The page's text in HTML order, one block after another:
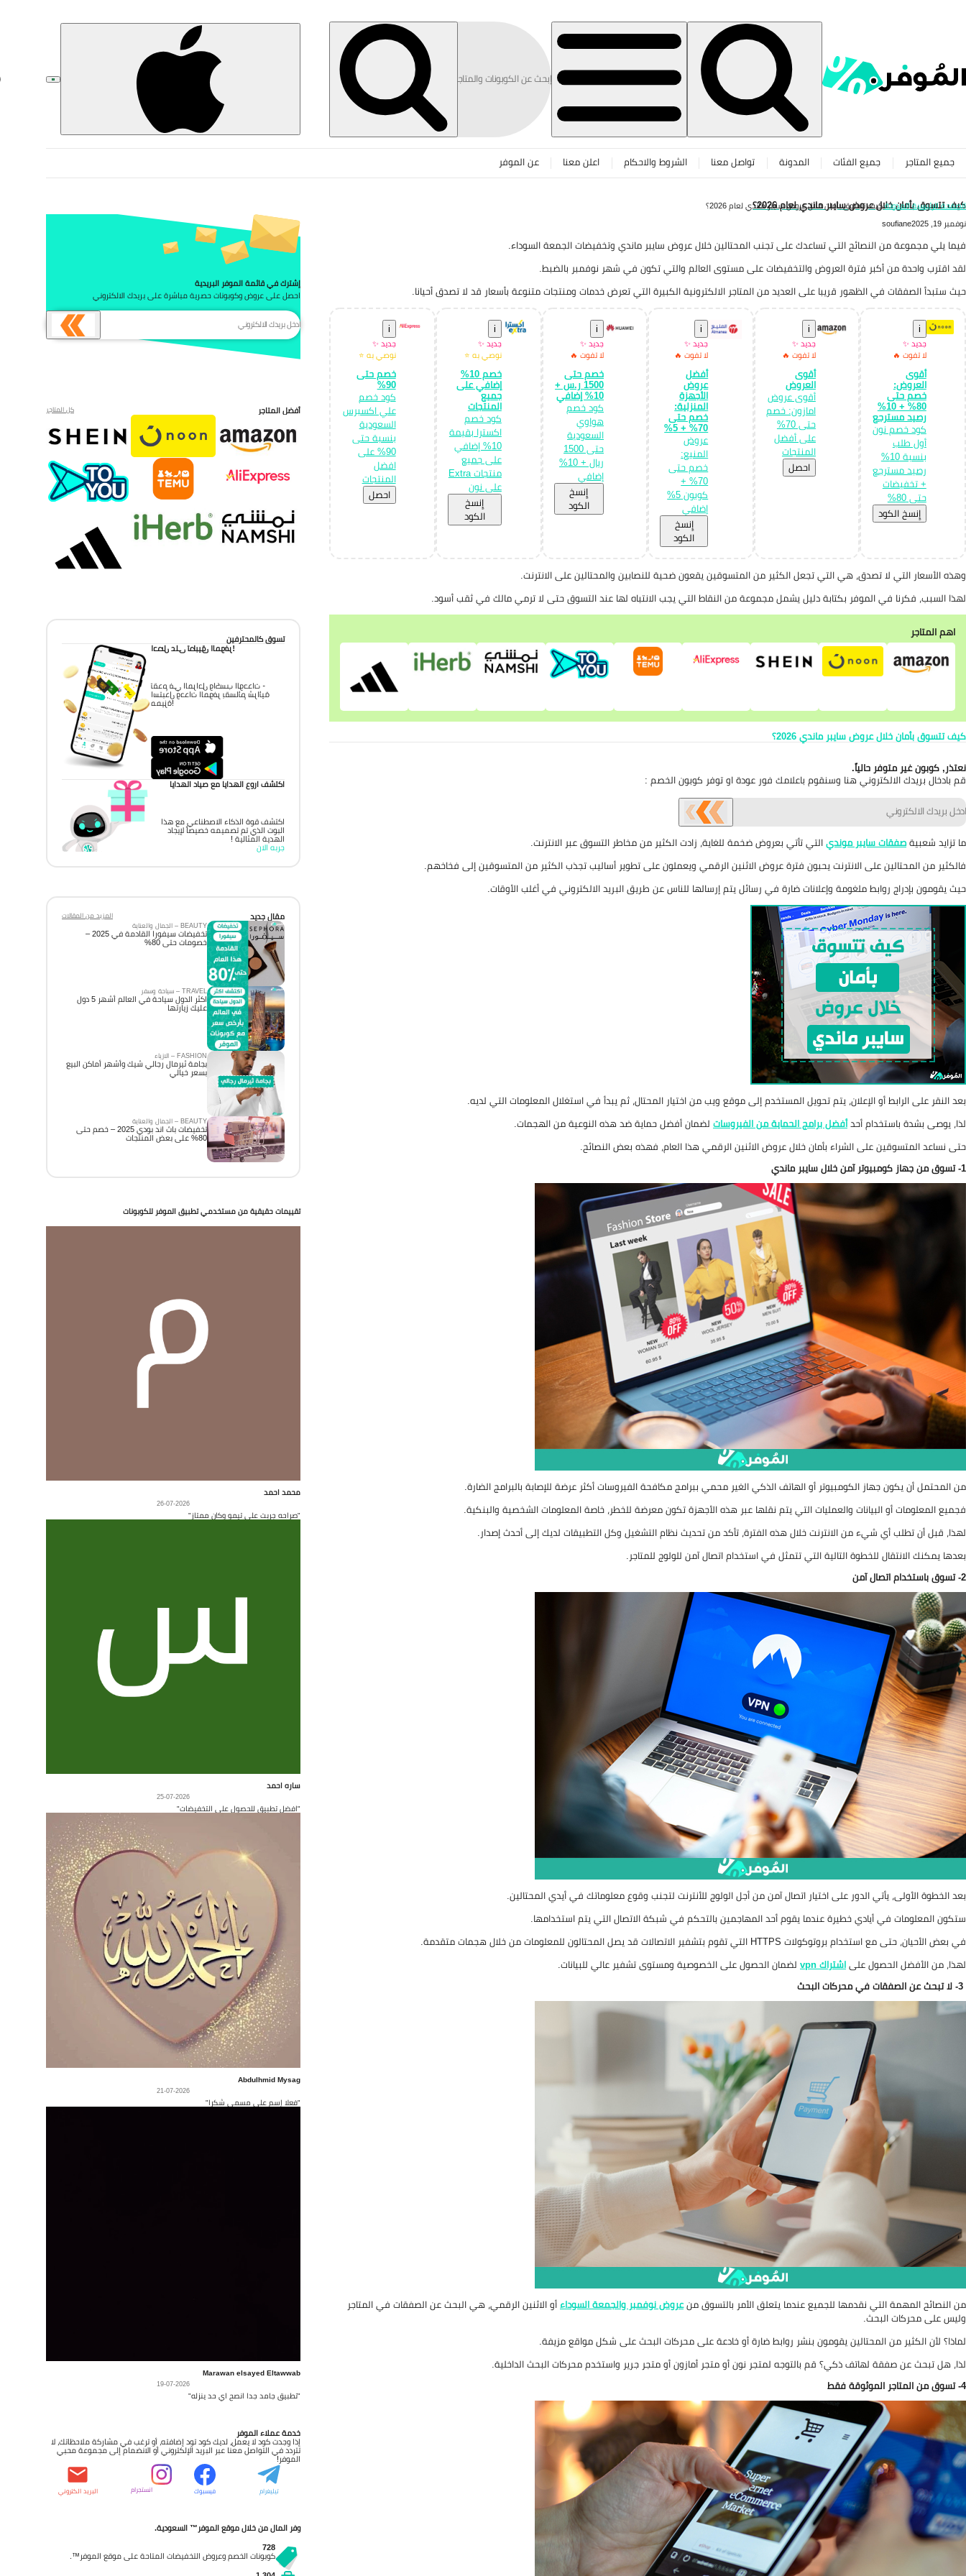
جميع المتاجر جميع الفئات المدونة تواصل معنا الشروط والاحكام اعلن معنا عن الموفر
الصفحة الرئيسيةالمدونةكيف تتسوق بأمان خلال عروض سايبر ماندي لعام 2026؟
كيف تتسوق بأمان خلال عروض سايبر ماندي لعام 2026؟
نوفمبر 19, 2025 soufiane
فيما يلي مجموعة من النصائح التي تساعدك على تجنب المحتالين خلال عروض سايبر ماندي وتخفيضات الجمعة السوداء.
لقد اقترب واحدة من أكبر فترة العروض والتخفيضات على مستوى العالم والتي تكون في شهر نوفمبر بالضبط.
حيث ستبدأ الصفقات في الظهور قريبا على العديد من المتاجر الالكترونية الكبيرة التي تعرض خدمات ومنتجات متنوعة بأسعار قد لا تصدق أحيانا.
i
جديد ✨
لا تفوت 🔥
أقوى
العروض:
خصم حتى
80% + 10%
رصيد مسترجع
كود خصم نون
أول طلب
بنسبة 10%
رصيد مسترجع
+ تخفيضات
حتى 80%
إِنسخ الكود
i
جديد ✨
لا تفوت 🔥
أقوى
العروض
أقوى عروض
امازون: خصم
حتى 70%
على أفضل
المنتجات
احصل
i
جديد ✨
لا تفوت 🔥
أفضل
عروض
الأجهزة
المنزلية:
خصم حتى
70% + 5%
عروض
المنيع:
خصم حتى
70% +
كوبون 5%
إضافي
إِنسخ
الكود
i
جديد ✨
لا تفوت 🔥
خصم حتى
1500 ر.س +
10% إضافي
كود خصم
هواوي
السعودية
حتى 1500
ريال + 10%
إضافي
إِنسخ
الكود
i
جديد ✨
نوصي به ⭐
خصم 10%
إضافي على
جميع
المنتجات
كود خصم
اكسترا بقيمة
10% إضافي
على جميع
منتجات Extra
على نون
إِنسخ
الكود
i
جديد ✨
نوصي به ⭐
خصم حتى
90%
كود خصم
علي اكسبرس
السعودية
بنسبة حتى
90% على
افضل
المنتجات
احصل
وهذه الأسعار التي لا تصدق، هي التي تجعل الكثير من المتسوقين يقعون ضحية للنصابين والمحتالين على الانترنت.
لهذا السبب، فكرنا في الموفر بكتابة دليل يشمل مجموعة من النقاط التي يجب الانتباه لها عند التسوق حتى لا ترمي مالك في ثقب أسود.
اهم المتاجر
كيف تتسوق بأمان خلال عروض سايبر ماندي 2026؟
نعتذر, كوبون غير متوفر حالياً.
قم بادخال بريدك الالكتروني هنا وسنقوم باعلامك فور عودة او توفر كوبون الخصم :
ما تزايد شعبيةصفقات سايبر مونديالتي تأتي بعروض ضخمة للغاية، زادت الكثير من مخاطر التسوق عبر الانترنت.
فالكثير من المحتالين على الانترنت يحبون فترة عروض الاثنين الرقمي ويعملون على تطوير أساليب تجذب الكثير من المتسوقين إلى فخاخهم.
حيث يقومون بإدراج روابط ملغومة وإعلانات ضارة في رسائل يتم إرسالها للناس عن طريق البريد الالكتروني في أغلب الأوقات.
بعد النقر على الرابط أو الإعلان، يتم تحويل المستخدم إلى موقع ويب من اختيار المحتال، ثم يبدأ في استغلال المعلومات التي لديه.
لذا، يوصى بشدة باستخدام أحدأفضل برامج الحماية من الفيروسات لضمان أفضل حماية ضد هذه النوعية من الهجمات.
حتى نساعد المتسوقين على الشراء بأمان خلال عروض الاثنين الرقمي هذا العام، فهذه بعض النصائح.
1- تسوق من جهاز كومبيوتر آمن خلال سايبر ماندي
من المحتمل أن يكون جهاز الكومبيوتر أو الهاتف الذكي الغير محمي ببرامج مكافحة الفيروسات أكثر عرضة للإصابة بالبرامج الضارة.
فجميع المعلومات أو البيانات والعمليات التي يتم نقلها عبر هذه الأجهزة تكون معرضة للخطر، خاصة المعلومات الشخصية والبنكية.
لهذا، قبل أن تطلب أي شيء من الانترنت خلال هذه الفترة، تأكد من تحديث نظام التشغيل وكل التطبيقات لديك إلى أحدث إصدار.
بعدها يمكنك الانتقال للخطوة التالية التي تتمثل في استخدام اتصال آمن للولوج للمتاجر.
2- تسوق باستخدام اتصال آمن
بعد الخطوة الأولى، يأتي الدور على اختيار اتصال آمن من أجل الولوج للأنترنت لتجنب وقوع معلوماتك في أيدي المحتالين.
ستكون المعلومات في أيادي خطيرة عندما يقوم أحد المهاجمين بالتحكم في شبكة الاتصال التي يتم استخدامها.
في بعض الأحيان، حتى مع استخدام بروتوكولات HTTPS التي تقوم بتشفير الاتصالات قد يصل المحتالون للمعلومات من خلال هجمات متقدمة.
لهذا، من الأفضل الحصول علىاشتراكvpn لضمان الحصول على الخصوصية ومستوى تشفير عالي للبيانات.
من النصائح المهمة التي نقدمها للجميع عندما يتعلق الأمر بالتسوق منعروض نوفمبر والجمعة السوداءأو الاثنين الرقمي، هي البحث عن الصفقات في المتاجر
وليس على محركات البحث.
لماذا؟ لأن الكثير من المحتالين يقومون بنشر روابط ضارة أو خادعة على محركات البحث على شكل مواقع مزيفة.
لذا، هل تبحث عن صفقة لهاتف ذكي؟ قم بالتوجه لمتجر نون أو متجر أمازون أو متجر جرير واستخدم محركات البحث الداخلية.
4- تسوق من المتاجر الموثوقة فقط
إشترك في قائمة الموفر البريدية
احصل على عروض وكوبونات حصرية مباشرة على بريدك الالكتروني
أفضل المتاجر كل المتاجر
تسوق كالمحترفين
احصل على تطبيق الموفر!
تقدم في المراحل واكسب الوحدات -
استبدل وحدات الموفر بقسائم شرائية
مميزة!
اكتشف اروع الهدايا مع صياد الهدايا
اكتشف قوة الذكاء الاصطناعي مع هذا
البوت الذي تم تصميمه خصيصاً لإيجاد
الهدية المثالية !
جربه الان
مقال جديد
المزيد من المقالات
BEAUTY – الجمال والعناية
تخفيضات سيفورا القادمة في 2025 –
خصومات حتى 80%
TRAVEL – سياحة وسفر
اكثر الدول سياحة في العالم أشهر 5 دول
عليك زيارتها
FASHION – الازياء
بجامة ثيرمال رجالي شيك وأشهر أماكن البيع
بسعر خيالي
BEAUTY – الجمال والعناية
تخفيضات باث اند بودي 2025 – خصم حتى
80% على بعض المنتجات
تقييمات حقيقية من مستخدمي تطبيق الموفر للكوبونات
محمد احمد
26-07-2026
"صراحه جربت على تيمو وكان ممتاز"
ساره احمد
25-07-2026
"افضل تطبيق للحصول على التخفيضات"
Abdulhmid Mysag
21-07-2026
"فعلا إسم على مسمى شكرا"
Marawan elsayed Eltawwab
19-07-2026
"تطبيق جامد جدا انصح اي حد ينزله"
خدمة عملاء الموفر
إذا وجدت كود لا يعمل، لديك كود تود إضافته، أو ترغب في مشاركة ملاحظاتك، لا
تتردد في التواصل معنا عبر البريد الإلكتروني أو الانضمام إلى مجموعة محبي
الموفر!
تيليغرام فيسبوك انستجرام البريد الكتروني
وفر المال من خلال موقع الموفر™ السعودية.
728
كوبونات الخصم وعروض التخفيضات المتاحة على موقع الموفر™.